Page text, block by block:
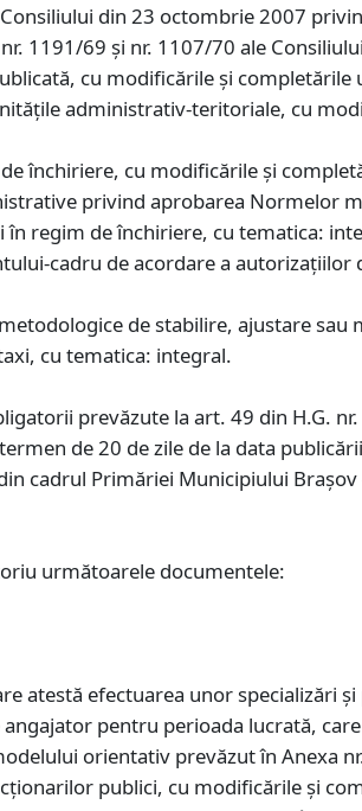
din 23 octombrie 2007
1191/69 şi nr. 1107/70 ale
cu modificările şi
administrativ-teritoriale, cu
închiriere, cu modificările și
privind aprobarea Normelor
regim de închiriere, cu tematica:
cadru de acordare a
de stabilire, ajustare
cu tematica: integral.
prevăzute la art. 49 din H.G.
de 20 de zile de la data
cadrul Primăriei Municipiului Braşov
următoarele documentele:
atestă efectuarea unor specializări
pentru perioada lucrată,
orientativ prevăzut în Anexa
publici, cu modificările și